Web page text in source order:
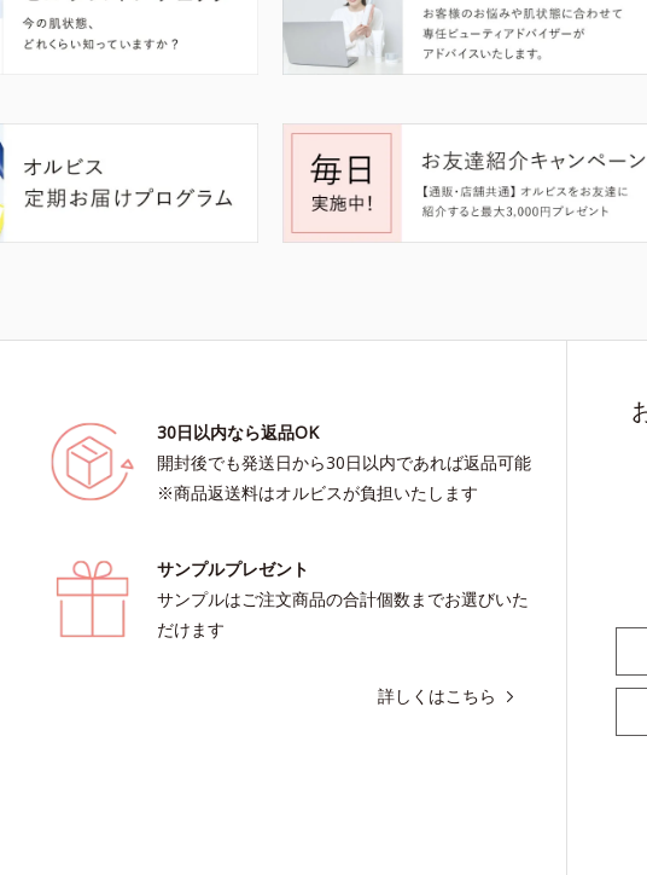
30日以内なら返品OK
開封後でも発送日から30日以内であれば返品可能
※商品返送料はオルビスが負担いたします
サンプルプレゼント
サンプルはご注文商品の合計個数までお選びいた
だけます
詳しくはこちら